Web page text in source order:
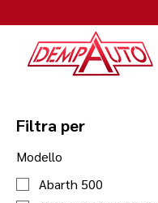
Filtra per
Modello
Abarth 500